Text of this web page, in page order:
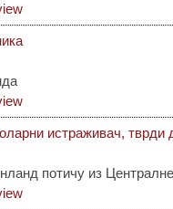
истраживач,
потичу из